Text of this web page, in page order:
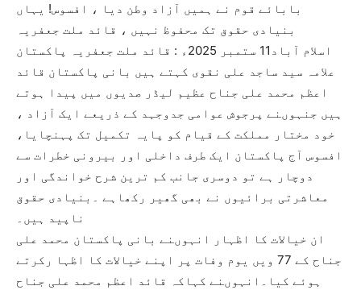
بابائے قوم نے ہمیں آزاد وطن دیا ، افسوس! یہاں
بنیادی حقوق تک محفوظ نہیں ، قائد ملت جعفریہ
اسلام آباد11 ستمبر 2025ء : قائد ملت جعفریہ پاکستان
علامہ سید ساجد علی نقوی کہتے ہیں بانی پاکستان قائد
اعظم محمد علی جناح عظیم لیڈر صدیوں میں پیدا ہوتے
ہیں جنہوںنے پرجوش عوامی جدوجہد کے ذریعے ایک آزاد ،
خود مختار مملکت کے قیام کو پایہ تکمیل تک پہنچایا،
افسوس آج پاکستان ایک طرف داخلی اور بیرونی خطرات سے
دوچار ہے تو دوسری جانب کم ترین شرح خواندگی اور
معاشرتی برائیوں نے بھی گھیر رکھاہے ۔بنیادی حقوق
ناپید ہیں۔
ان خیالات کا اظہار انہوںنے بانی پاکستان محمد علی
جناح کے 77 ویں یوم وفات پر اپنے خیالات کا اظہا رکرتے
ہوئے کیا۔انہوںنے کہاکہ قائد اعظم محمد علی جناح